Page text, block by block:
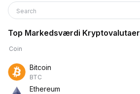
Search
Top Markedsværdi Kryptovalutaer
Coin
Bitcoin
BTC
Ethereum